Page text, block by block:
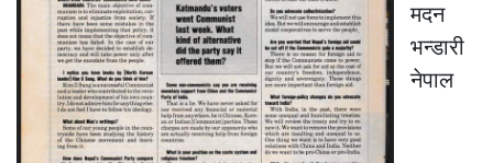
मदन
भन्डारी
नेपाल